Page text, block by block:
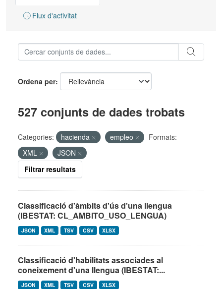
Flux d'activitat
Ordena per
527 conjunts de dades trobats
Categories: hacienda empleo
Formats:
XML
JSON
Filtrar resultats
Classificació d'àmbits d'ús d'una llengua
(IBESTAT: CL_AMBITO_USO_LENGUA)
JSON XML TSV CSV XLSX
Classificació d'habilitats associades al
coneixement d'una llengua (IBESTAT:...
JSON XML TSV CSV XLSX